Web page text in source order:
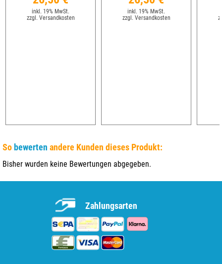
inkl. 19% MwSt.
zzgl. Versandkosten
inkl. 19% MwSt.
zzgl. Versandkosten
So bewerten andere Kunden dieses Produkt:
Bisher wurden keine Bewertungen abgegeben.
Zahlungsarten